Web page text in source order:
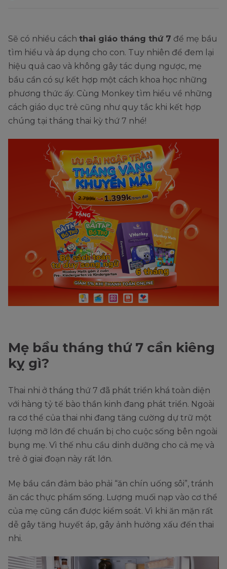
Sẽ có nhiều cách thai giáo tháng thứ 7 để mẹ bầu
tìm hiểu và áp dụng cho con. Tuy nhiên để đem lại
hiệu quả cao và không gây tác dụng ngược, mẹ
bầu cần có sự kết hợp một cách khoa học những
phương thức ấy. Cùng Monkey tìm hiểu về những
cách giáo dục trẻ cũng như quy tắc khi kết hợp
chúng tại tháng thai kỳ thứ 7 nhé!
Mẹ bầu tháng thứ 7 cần kiêng
kỵ gì?
Thai nhi ở tháng thứ 7 đã phát triển khá toàn diện
với hàng tỷ tế bào thần kinh đang phát triển. Ngoài
ra cơ thể của thai nhi đang tăng cường dự trữ một
lượng mỡ lớn để chuẩn bị cho cuộc sống bên ngoài
bụng mẹ. Vì thế nhu cầu dinh dưỡng cho cả mẹ và
trẻ ở giai đoạn này rất lớn.
Mẹ bầu cần đảm bảo phải “ăn chín uống sôi”, tránh
ăn các thực phẩm sống. Lượng muối nạp vào cơ thể
của mẹ cũng cần được kiểm soát. Vì khi ăn mặn rất
dễ gây tăng huyết áp, gây ảnh hưởng xấu đến thai
nhi.